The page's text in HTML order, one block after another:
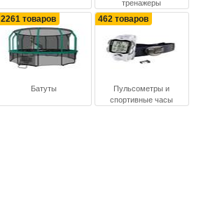
тренажеры
2261 товаров
Батуты
462 товаров
Пульсометры и
спортивные часы